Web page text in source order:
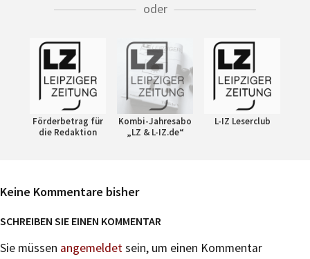
oder
Förderbetrag für
die Redaktion
Kombi-Jahresabo
„LZ & L-IZ.de“
L-IZ Leserclub
Keine Kommentare bisher
SCHREIBEN SIE EINEN KOMMENTAR
Sie müssen angemeldetsein, um einen Kommentar